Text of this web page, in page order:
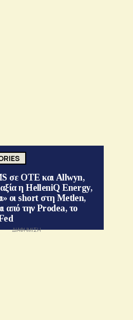
σε ΟΤΕ και Allwyn,
αξία η HelleniQ Energy,
οι short στη Metlen,
από την Prodea, το